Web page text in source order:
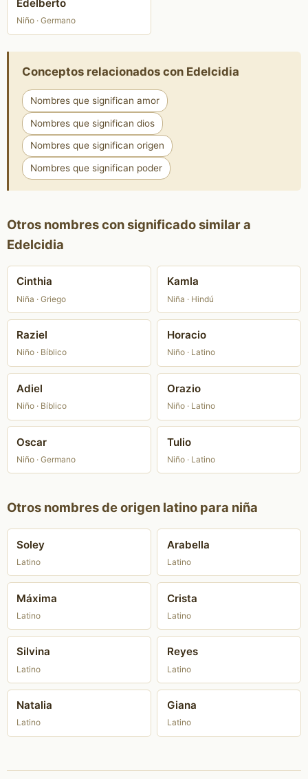
Edelberto
Niño · Germano
Conceptos relacionados con Edelcidia
Nombres que significan amor
Nombres que significan dios
Nombres que significan origen
Nombres que significan poder
Otros nombres con significado similar a
Edelcidia
Cinthia
Niña · Griego
Kamla
Niña · Hindú
Raziel
Niño · Bíblico
Horacio
Niño · Latino
Adiel
Niño · Bíblico
Orazio
Niño · Latino
Oscar
Niño · Germano
Tulio
Niño · Latino
Otros nombres de origen latino para niña
Soley
Latino
Arabella
Latino
Máxima
Latino
Crista
Latino
Silvina
Latino
Reyes
Latino
Natalia
Latino
Giana
Latino